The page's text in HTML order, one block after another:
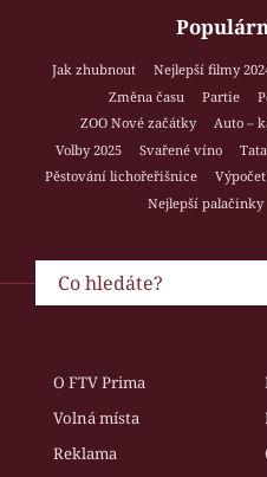
Jak zhubnout Nejlepší filmy
Změna času
Partie
ZOO Nové začátky
Auto –
Volby 2025
Svařené víno
Pěstování lichořeřišnice
Nejlepší palačinky
O FTV Prima
Volná místa
Reklama